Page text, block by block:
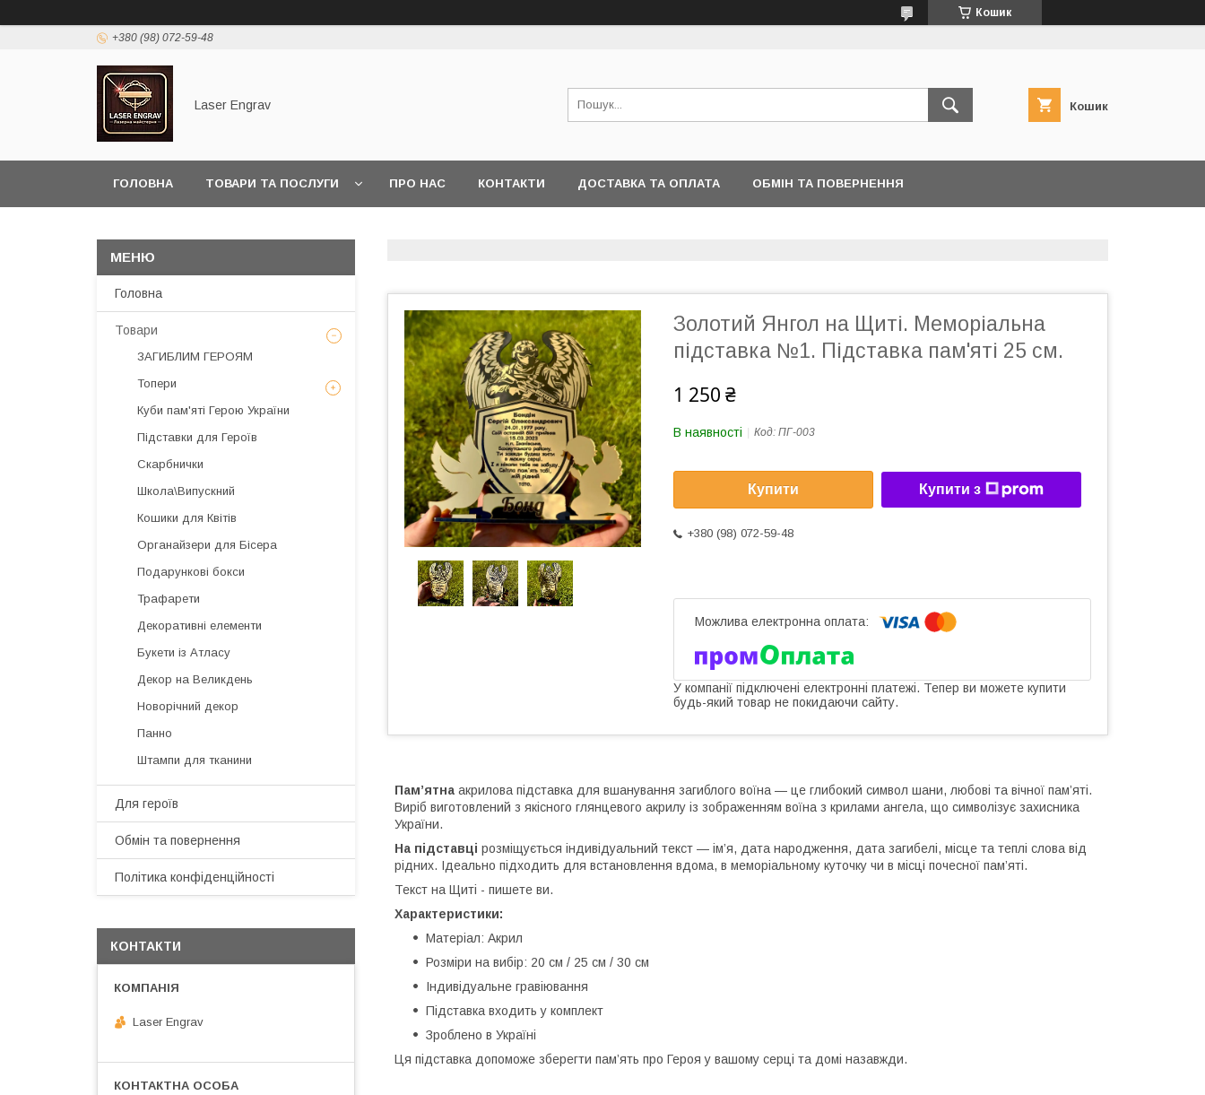
Кошик
+380 (98) 072-59-48
Laser Engrav Кошик
ГОЛОВНА ТОВАРИ ТА ПОСЛУГИ ПРО НАС КОНТАКТИ ДОСТАВКА ТА ОПЛАТА ОБМІН ТА ПОВЕРНЕННЯ
Золотий Янгол на Щиті. Меморіальна
підставка №1. Підставка пам'яті 25 см.
1 250 ₴
В наявності Код: ПГ-003
Купити Купити з
+380 (98) 072-59-48
У компанії підключені електронні платежі. Тепер ви можете купити
будь-який товар не покидаючи сайту.
Пам’ятна акрилова підставка для вшанування загиблого воїна — це глибокий символ шани, любові та вічної пам’яті.
Виріб виготовлений з якісного глянцевого акрилу із зображенням воїна з крилами ангела, що символізує захисника
України.
На підставці розміщується індивідуальний текст — ім’я, дата народження, дата загибелі, місце та теплі слова від
рідних. Ідеально підходить для встановлення вдома, в меморіальному куточку чи в місці почесної пам’яті.
Текст на Щиті - пишете ви.
Характеристики:
Матеріал: Акрил
Розміри на вибір: 20 см / 25 см / 30 см
Індивідуальне гравіювання
Підставка входить у комплект
Зроблено в Україні
Ця підставка допоможе зберегти пам’ять про Героя у вашому серці та домі назавжди.
Головна
Товари
ЗАГИБЛИМ ГЕРОЯМ
Топери
Куби пам'яті Герою України
Підставки для Героїв
Скарбнички
Школа\Випускний
Кошики для Квітів
Органайзери для Бісера
Подарункові бокси
Трафарети
Декоративні елементи
Букети із Атласу
Декор на Великдень
Новорічний декор
Панно
Штампи для тканини
Для героїв
Обмін та повернення
Політика конфіденційності
КОНТАКТИ
Laser Engrav